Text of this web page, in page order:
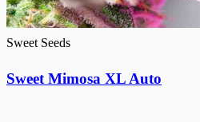
Sweet Seeds
Sweet Mimosa XL Auto